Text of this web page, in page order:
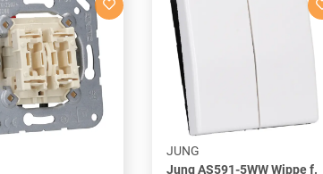
JUNG
Jung AS591-5WW Wippe f.